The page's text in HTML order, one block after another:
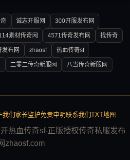
诚志开服网 300开服发布网
素材传奇网 4571传奇发布网 找传奇
发布网 zhaosf 热血传奇sf
二零二传奇新服网 八当传奇新服网
我们 家长监护免责申明联系我们TXT地图
热血传奇sf-正版授权传奇私服发布
zhaosf.com